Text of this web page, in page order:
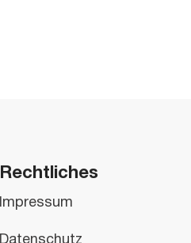
Rechtliches
Impressum
Datenschutz